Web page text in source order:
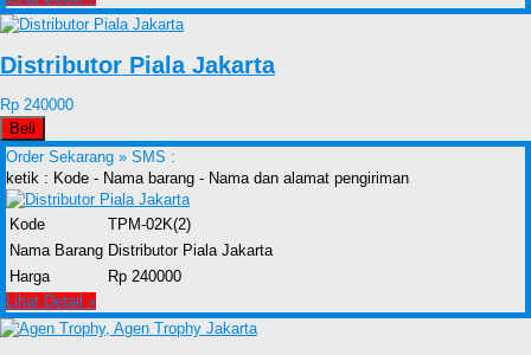
Distributor Piala Jakarta
Rp 240000
Beli
Order Sekarang » SMS :
ketik : Kode - Nama barang - Nama dan alamat pengiriman
Kode
TPM-02K(2)
Nama Barang Distributor Piala Jakarta
Harga
Rp 240000
Lihat Detail »